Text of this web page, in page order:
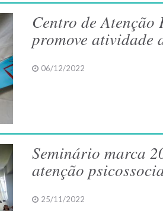
Centro de Atenção
promove atividade
06/12/2022
Seminário marca
atenção
25/11/2022